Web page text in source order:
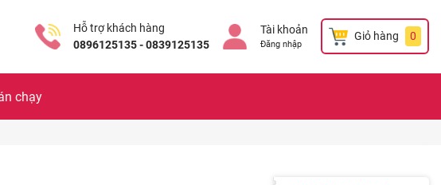
Hỗ trợ khách hàng
0896125135 - 0839125135
Tài khoản
Đăng nhập
Giỏ hàng 0
chạy